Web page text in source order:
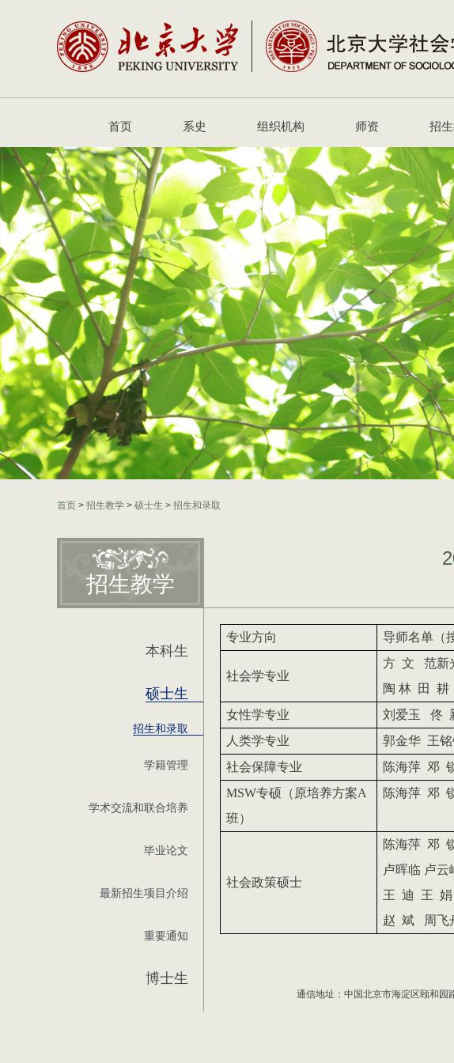
首页 系史 组织机构 师资 招
首页 > 招生教学 > 硕士生 > 招生和录取
招生教学
本科生
硕士生
招生和录取
学籍管理
学术交流和联合培养
毕业论文
最新招生项目介绍
重要通知
博士生
专业方向 导师名单（
社会学专业
方 文 范新
陶 林 田 耕
女性学专业
刘爱玉 佟
人类学专业
郭金华 王
社会保障专业
陈海萍 邓
MSW专硕（原培养方案A
班）
陈海萍 邓
社会政策硕士
陈海萍 邓
卢晖临 卢云
王 迪 王 娟
赵 斌 周飞
通信地址：中国北京市海淀区颐和